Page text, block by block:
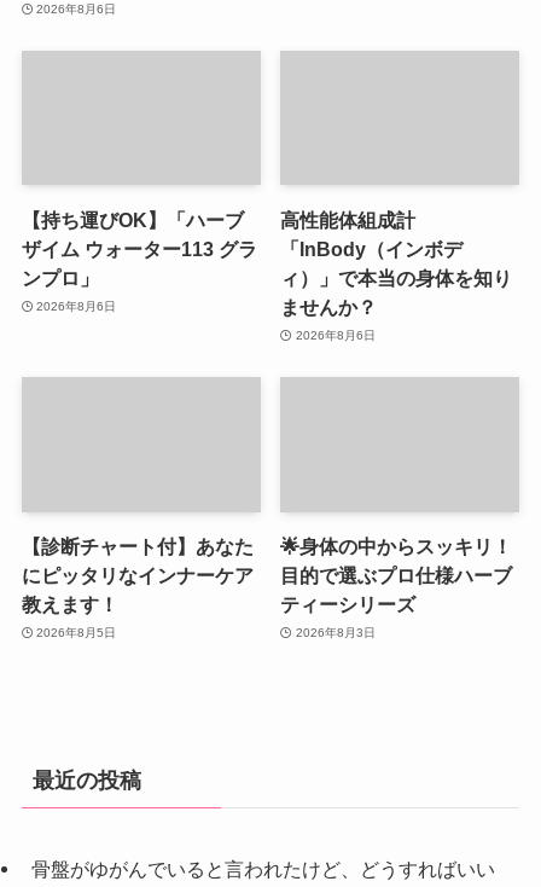
2026年8月6日
【持ち運びOK】「ハーブ
ザイム ウォーター113 グラ
ンプロ」
2026年8月6日
高性能体組成計
「InBody（インボデ
ィ）」で本当の身体を知り
ませんか？
2026年8月6日
【診断チャート付】あなた
にピッタリなインナーケア
教えます！
2026年8月5日
🌟身体の中からスッキリ！
目的で選ぶプロ仕様ハーブ
ティーシリーズ
2026年8月3日
最近の投稿
骨盤がゆがんでいると言われたけど、どうすればいい